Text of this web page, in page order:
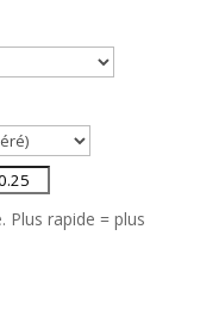
Plus rapide = plus